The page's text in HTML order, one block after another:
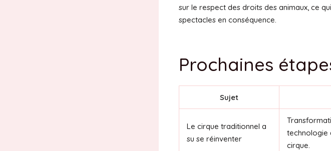
sur le respect des droits des animaux, ce
spectacles en conséquence.
Prochaines
Sujet
Le cirque traditionnel a
su se réinventer
technologie
cirque.